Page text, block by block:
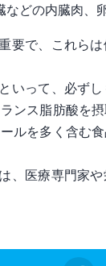
どの内臓肉、
要で、これら
いって、必ず
ンス脂肪酸を
ルを多く含む
、医療専門家